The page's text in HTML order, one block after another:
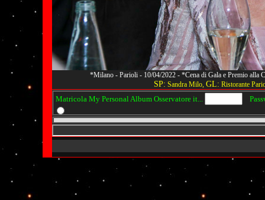
*Milano - Parioli - 10/04/2022 - *Cena di Gala e Premio
SP: Sandra Milo, GL: Ristorante
Matricola My Personal Album Osservatore it...